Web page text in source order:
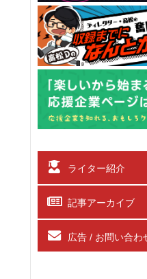
ライター紹介
記事アーカイブ
広告 / お問い合わ